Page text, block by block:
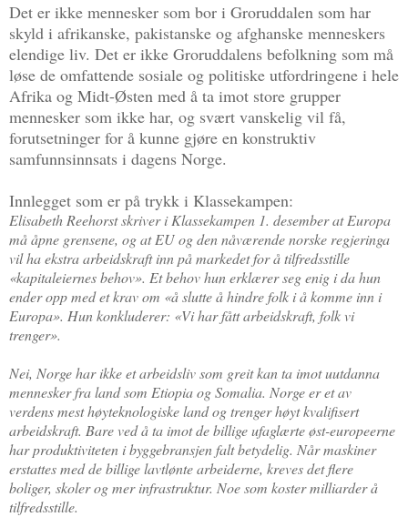
Det er ikke mennesker som bor i Groruddalen som har
skyld i afrikanske, pakistanske og afghanske menneskers
elendige liv. Det er ikke Groruddalens befolkning som må
løse de omfattende sosiale og politiske utfordringene i hele
Afrika og Midt-Østen med å ta imot store grupper
mennesker som ikke har, og svært vanskelig vil få,
forutsetninger for å kunne gjøre en konstruktiv
samfunnsinnsats i dagens Norge.
Innlegget som er på trykk i Klassekampen:
Elisabeth Reehorst skriver i Klassekampen 1. desember at Europa
må åpne grensene, og at EU og den nåværende norske regjeringa
vil ha ekstra arbeidskraft inn på markedet for å tilfredsstille
«kapitaleiernes behov». Et behov hun erklærer seg enig i da hun
ender opp med et krav om «å slutte å hindre folk i å komme inn i
Europa». Hun konkluderer: «Vi har fått arbeidskraft, folk vi
trenger».
Nei, Norge har ikke et arbeidsliv som greit kan ta imot uutdanna
mennesker fra land som Etiopia og Somalia. Norge er et av
verdens mest høyteknologiske land og trenger høyt kvalifisert
arbeidskraft. Bare ved å ta imot de billige ufaglærte øst-europeerne
har produktiviteten i byggebransjen falt betydelig. Når maskiner
erstattes med de billige lavtlønte arbeiderne, kreves det flere
boliger, skoler og mer infrastruktur. Noe som koster milliarder å
tilfredsstille.